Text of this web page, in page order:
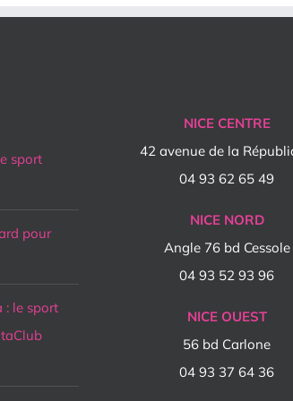
sport
pour
: le sport
NICE CENTRE
42 avenue de la
04 93 62 65 49
NICE NORD
Angle 76 bd Cessole
04 93 52 93 96
NICE OUEST
56 bd Carlone
04 93 37 64 36